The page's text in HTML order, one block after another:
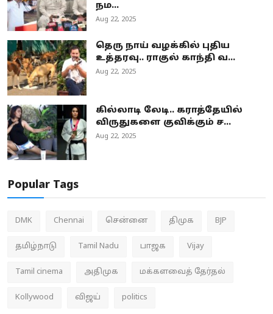
நம...
Aug 22, 2025
தெரு நாய் வழக்கில் புதிய
உத்தரவு.. ராகுல் காந்தி வ...
Aug 22, 2025
கில்லாடி லேடி.. கராத்தேயில்
விருதுகளை குவிக்கும் ச...
Aug 22, 2025
Popular Tags
DMK Chennai சென்னை திமுக BJP
தமிழ்நாடு Tamil Nadu பாஜக Vijay
Tamil cinema அதிமுக மக்களவைத் தேர்தல்
Kollywood விஜய் politics